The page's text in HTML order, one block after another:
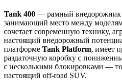
Tank 400 — рамный внедорожник
занимающий место между
сочетает современную технику,
настоящий внедорожный
платформе Tank Platform, имеет
раздаточную коробку с
с несколькими блокировками — то
настоящий off-road SUV.